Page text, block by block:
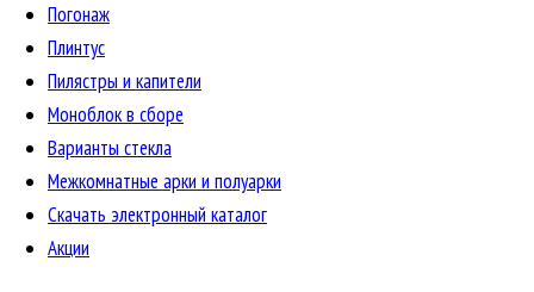
Погонаж
Плинтус
Пилястры и капители
Моноблок в сборе
Варианты стекла
Межкомнатные арки и полуарки
Скачать электронный каталог
Акции